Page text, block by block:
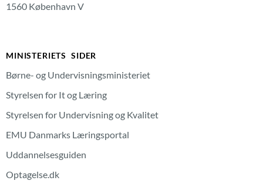
1560 København V
MINISTERIETS SIDER
Børne- og Undervisningsministeriet
Styrelsen for It og Læring
Styrelsen for Undervisning og Kvalitet
EMU Danmarks Læringsportal
Uddannelsesguiden
Optagelse.dk